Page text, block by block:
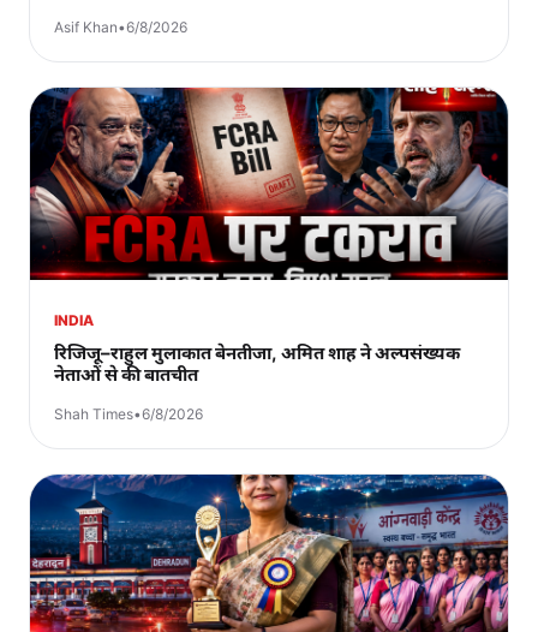
Asif Khan•6/8/2026
INDIA
रिजिजू–राहुल मुलाकात बेनतीजा, अमित शाह ने अल्पसंख्यक
नेताओं से की बातचीत
Shah Times•6/8/2026